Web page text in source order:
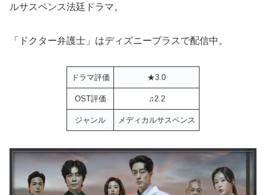
ルサスペンス法廷ドラマ。
「ドクター弁護士」はディズニープラスで配信中。
ドラマ評価 ★3.0
OST評価 ♫2.2
ジャンル メディカルサスペンス